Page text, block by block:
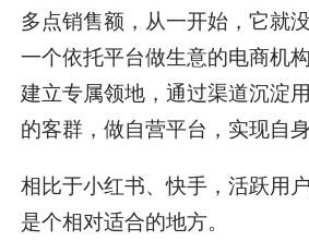
多点销售额，从一开始，它就
一个依托平台做生意的电商机
建立专属领地，通过渠道沉淀
的客群，做自营平台，实现自
相比于小红书、快手，活跃用
是个相对适合的地方。